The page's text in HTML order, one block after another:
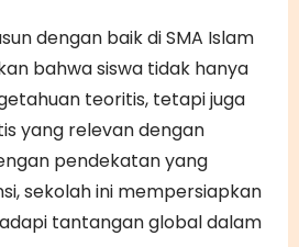
dengan baik di SMA Islam
bahwa siswa tidak hanya
teoritis, tetapi juga
yang relevan dengan
pendekatan yang
sekolah ini mempersiapkan
tantangan global dalam